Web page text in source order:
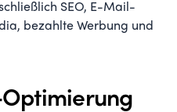
SEO, E-Mail-
bezahlte Werbung und